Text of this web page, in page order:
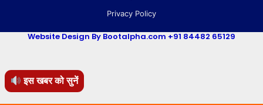
इस खबर को सुनें
Privacy Policy
Website Design By Bootalpha.com +91 84482 65129